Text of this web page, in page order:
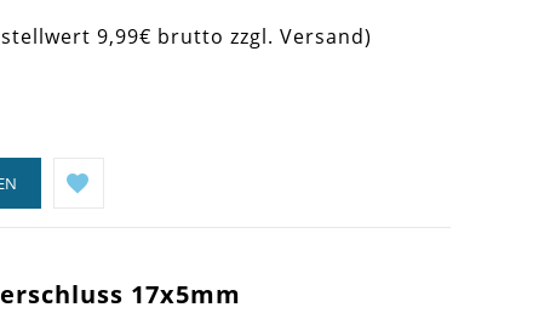
9,99€ brutto zzgl. Versand)
17x5mm